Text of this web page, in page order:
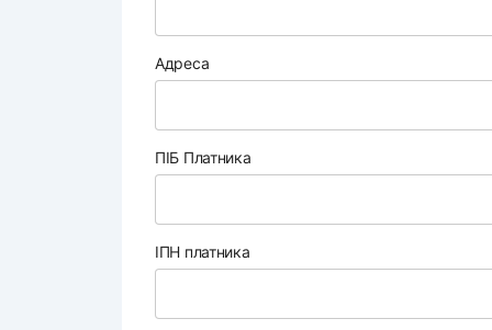
Адреса
ПІБ Платника
ІПН платника